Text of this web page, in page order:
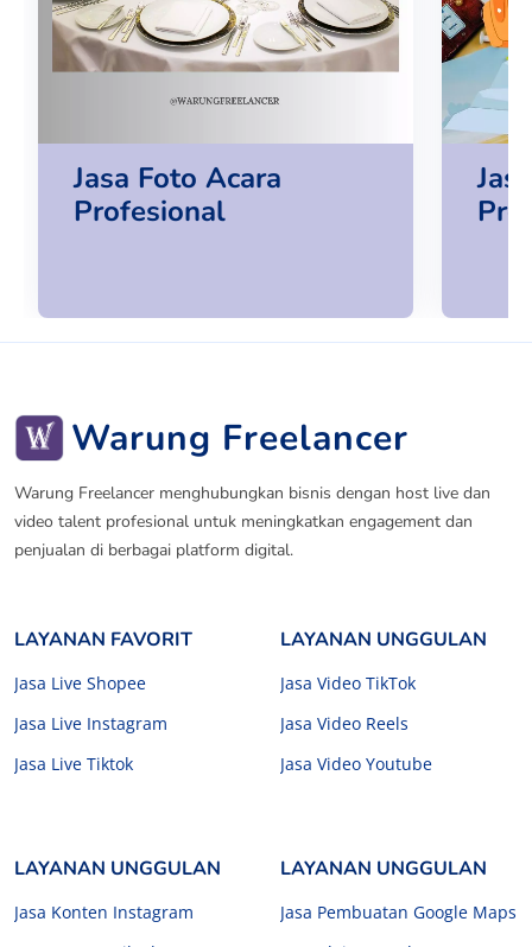
Jasa Foto Acara
Profesional
Warung Freelancer
Warung Freelancer menghubungkan bisnis dengan host live dan
video talent profesional untuk meningkatkan engagement dan
penjualan di berbagai platform digital.
LAYANAN FAVORIT
Jasa Live Shopee
Jasa Live Instagram
Jasa Live Tiktok
LAYANAN UNGGULAN
Jasa Video TikTok
Jasa Video Reels
Jasa Video Youtube
LAYANAN UNGGULAN
Jasa Konten Instagram
LAYANAN UNGGULAN
Jasa Pembuatan Google Maps